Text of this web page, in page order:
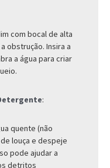
com bocal de alta
obstrução. Insira a
a água para criar
:
quente (não
louça e despeje
pode ajudar a
detritos